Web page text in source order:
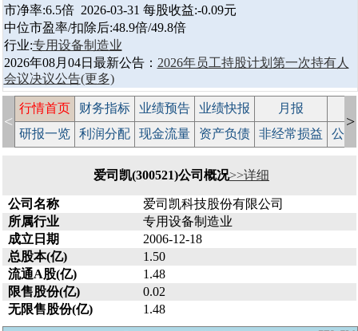
市净率:6.5倍 2026-03-31 每股收益:-0.09元
中位市盈率/扣除后:48.9倍/49.8倍
行业:专用设备制造业
2026年08月04日最新公告： 2026年员工持股计划第一次持有人
会议决议公告(更多)
<
行情首页 财务指标 业绩预告 业绩快报 月报
研报一览
利润分配 现金流量 资产负债 非经常损益 公
>
爱司凯(300521)公司概况>>详细
公司名称
爱司凯科技股份有限公司
所属行业
专用设备制造业
成立日期
2006-12-18
总股本(亿)
1.50
流通A股(亿)
1.48
限售股份(亿)
0.02
无限售股份(亿)
1.48